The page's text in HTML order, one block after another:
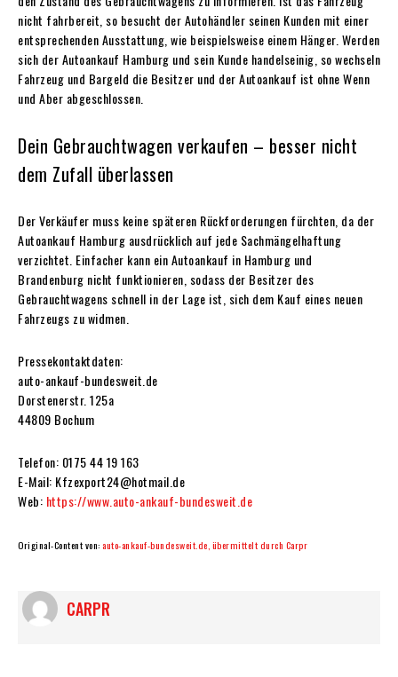
nicht fahrbereit, so besucht der Autohändler seinen Kunden mit einer
entsprechenden Ausstattung, wie beispielsweise einem Hänger. Werden
sich der Autoankauf Hamburg und sein Kunde handelseinig, so wechseln
Fahrzeug und Bargeld die Besitzer und der Autoankauf ist ohne Wenn
und Aber abgeschlossen.
Dein Gebrauchtwagen verkaufen – besser nicht
dem Zufall überlassen
Der Verkäufer muss keine späteren Rückforderungen fürchten, da der
Autoankauf Hamburg ausdrücklich auf jede Sachmängelhaftung
verzichtet. Einfacher kann ein Autoankauf in Hamburg und
Brandenburg nicht funktionieren, sodass der Besitzer des
Gebrauchtwagens schnell in der Lage ist, sich dem Kauf eines neuen
Fahrzeugs zu widmen.
Pressekontaktdaten:
auto-ankauf-bundesweit.de
Dorstenerstr. 125a
44809 Bochum
Telefon: 0175 44 19 163
E-Mail: Kfzexport24@hotmail.de
Web: https://www.auto-ankauf-bundesweit.de
Original-Content von:auto-ankauf-bundesweit.de, übermittelt durch Carpr
CARPR